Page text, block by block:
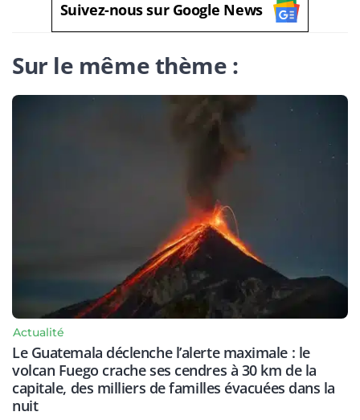
Suivez-nous sur Google News
Sur le même thème :
Actualité
Le Guatemala déclenche l’alerte maximale : le
volcan Fuego crache ses cendres à 30 km de la
capitale, des milliers de familles évacuées dans la
nuit